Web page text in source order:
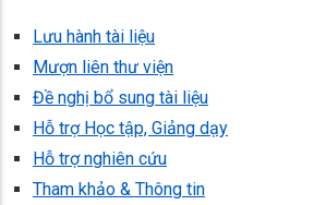
Lưu hành tài liệu
Mượn liên thư viện
Đề nghị bổ sung tài liệu
Hỗ trợ Học tập, Giảng dạy
Hỗ trợ nghiên cứu
Tham khảo & Thông tin